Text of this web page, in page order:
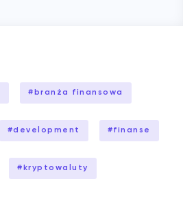
# branża finansowa
#development #finanse
# kryptowaluty